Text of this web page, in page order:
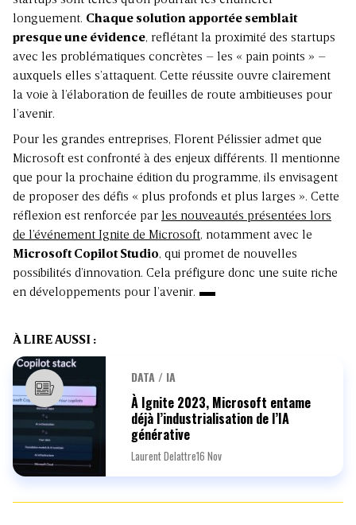
longuement. Chaque solution apportée semblait
presque une évidence, reflétant la proximité des startups
avec les problématiques concrètes – les « pain points » –
auxquels elles s’attaquent. Cette réussite ouvre clairement
la voie à l’élaboration de feuilles de route ambitieuses pour
l’avenir.
Pour les grandes entreprises, Florent Pélissier admet que
Microsoft est confronté à des enjeux différents. Il mentionne
que pour la prochaine édition du programme, ils envisagent
de proposer des défis « plus profonds et plus larges ». Cette
réflexion est renforcée par les nouveautés présentées lors
de l’événement Ignite de Microsoft, notamment avec le
Microsoft Copilot Studio, qui promet de nouvelles
possibilités d’innovation. Cela préfigure donc une suite riche
en développements pour l’avenir.
À LIRE AUSSI :
DATA / IA
À Ignite 2023, Microsoft entame
déjà l’industrialisation de l’IA
générative
Laurent Delattre16 Nov